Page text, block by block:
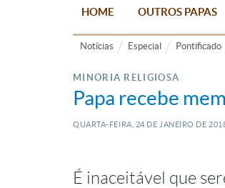
HOME OUTROS PAPAS
Notícias Especial Pontificado
MINORIA RELIGIOSA
Papa recebe
QUARTA-FEIRA, 24 DE JANEIRO DE
É inaceitável que